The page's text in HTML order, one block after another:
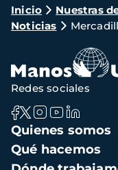
Ruta
de
navegación
Inicio Nuestras
Noticias
Navegación
principal
Quienes somos
Qué hacemos
Redes sociales